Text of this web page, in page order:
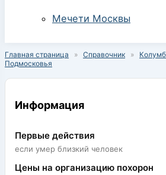
Мечети Москвы
Главная страница » Справочник »
Подмосковья
Информация
Первые действия
если умер близкий человек
Цены на организацию похорон